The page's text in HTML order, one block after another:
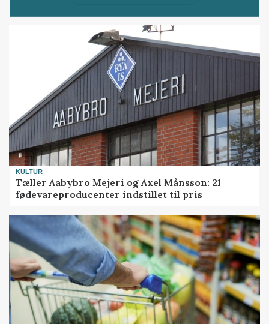
KULTUR
Tæller Aabybro Mejeri og Axel Månsson: 21
fødevareproducenter indstillet til pris